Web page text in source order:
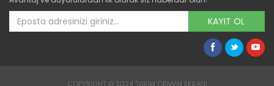
Devamını Oku ->
KAYIT OL
COPYRIGHT © 2024 TARIM ORMAN EKRANI